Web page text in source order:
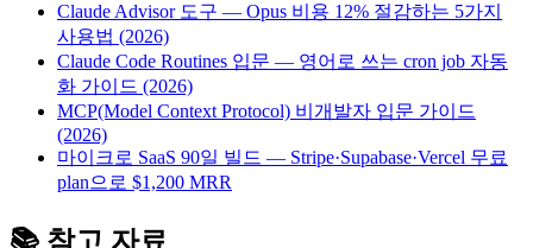
Claude Advisor 도구 — Opus 비용 12% 절감하는 5가지
사용법 (2026)
Claude Code Routines 입문 — 영어로 쓰는 cron job 자동
화 가이드 (2026)
MCP(Model Context Protocol) 비개발자 입문 가이드
(2026)
마이크로 SaaS 90일 빌드 — Stripe·Supabase·Vercel 무료
plan으로 $1,200 MRR
📚 참고 자료